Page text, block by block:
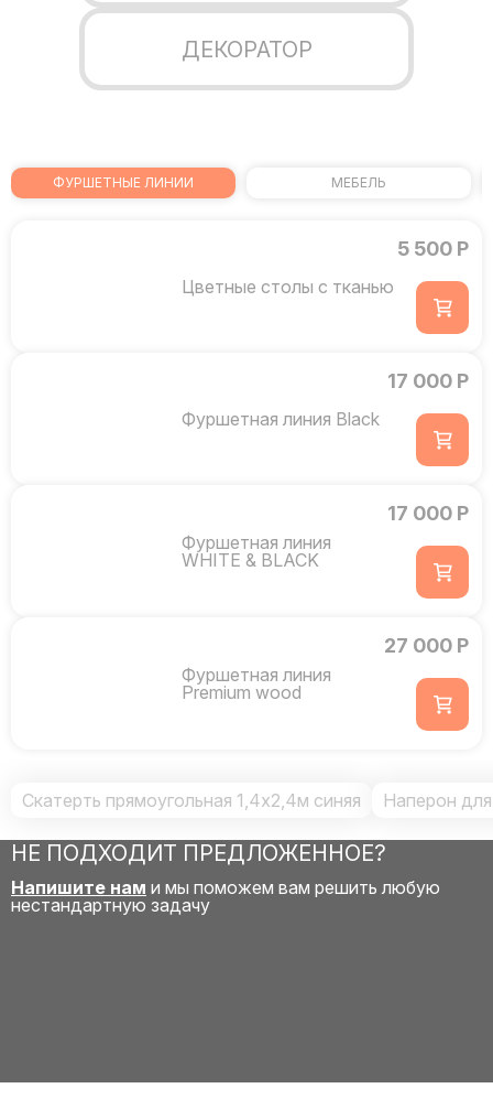
ДЕКОРАТОР
ФУРШЕТНЫЕ ЛИНИИ МЕБЕЛЬ
Цветные столы с тканью
5 500 Р
Фуршетная линия Black
17 000 Р
Фуршетная линия
WHITE & BLACK
17 000 Р
Фуршетная линия
Premium wood
27 000 Р
Скатерть прямоугольная 1,4x2,4м синяя Наперон
НЕ ПОДХОДИТ ПРЕДЛОЖЕННОЕ?
Напишите нам и мы поможем вам решить любую
нестандартную задачу